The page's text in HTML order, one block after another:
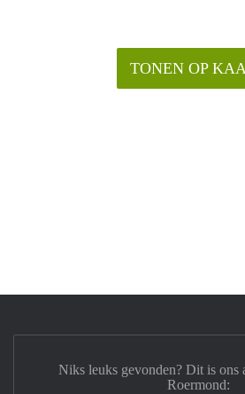
TONEN OP
Niks leuks gevonden? Dit is ons
Roermond: